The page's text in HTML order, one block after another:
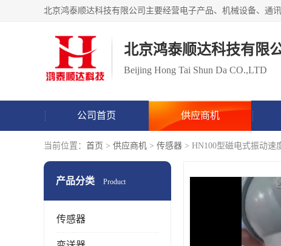
北京鸿泰顺达科技有限
Beijing Hong Tai Shun Da CO.,LTD
公司首页 供应商机
当前位置： 首页 > 供应商机 > 传感器 > HN100型磁电式振动速
产品分类 Product
传感器